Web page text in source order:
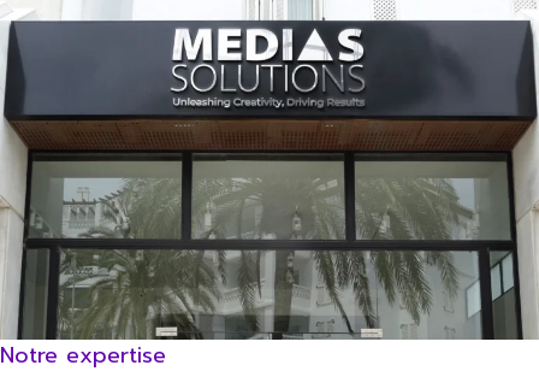
Notre expertise